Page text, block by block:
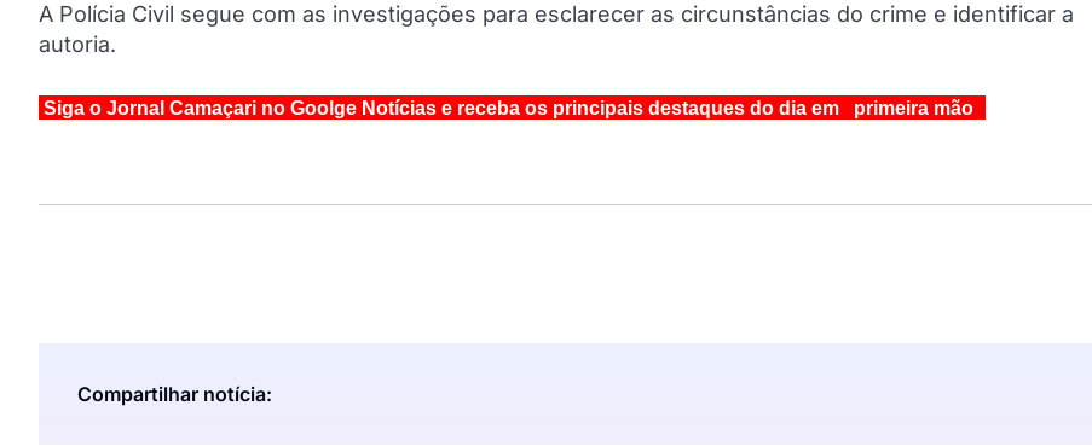
A Polícia Civil segue com as investigações para esclarecer as circunstâncias do crime e identificar a
autoria.
Siga o Jornal Camaçari no Goolge Notícias e receba os principais destaques do dia em primeira mão
Compartilhar notícia: